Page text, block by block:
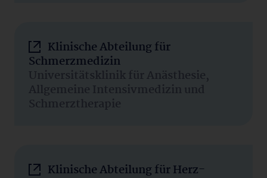
Klinische Abteilung für
Schmerzmedizin
Universitätsklinik für Anästhesie,
Allgemeine Intensivmedizin und
Schmerztherapie
Klinische Abteilung für Herz-